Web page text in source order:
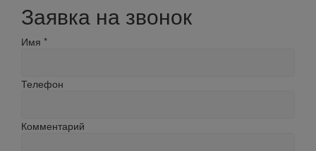
Заявка на звонок
Имя *
Телефон
Комментарий